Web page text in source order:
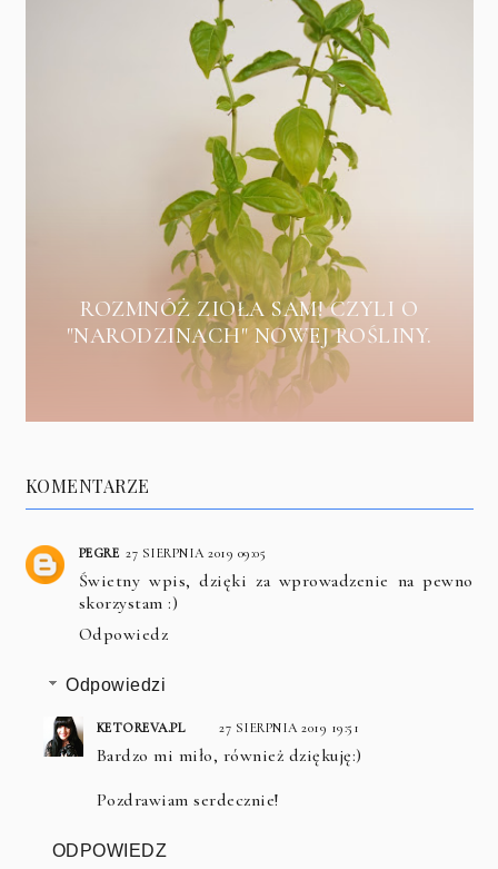
ROZMNÓŻ ZIOŁA SAM! CZYLI O
"NARODZINACH" NOWEJ ROŚLINY.
KOMENTARZE
PEGRE 27 SIERPNIA 2019 09:05
Świetny wpis, dzięki za wprowadzenie na pewno
skorzystam :)
Odpowiedz
Odpowiedzi
KETOREVA.PL 27 SIERPNIA 2019 19:51
Bardzo mi miło, również dziękuję:)
Pozdrawiam serdecznie!
ODPOWIEDZ